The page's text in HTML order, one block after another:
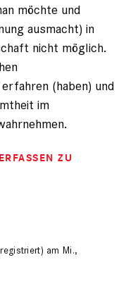
möchte und
ausmacht) in
nicht möglich.
(haben) und
im
ZU
am Mi.,